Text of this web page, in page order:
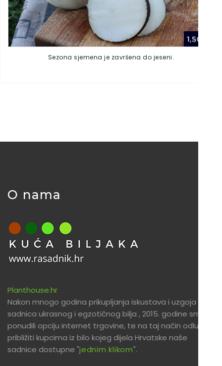
1,50
Sezona sjemena je završena do jeseni.
O nama
Planthouse.hr
Nakon mnogo godina prikupljanja iskustava i uzgoja
sadnica ukrasnog i egzotičnog bilja , 2015. godine smo
ponudili opciju internet trgovine, te na taj način odlučili
približiti kupcima iz bilo kojeg dijela Hrvatske naše
sadnice dostupne "jednim klikom".